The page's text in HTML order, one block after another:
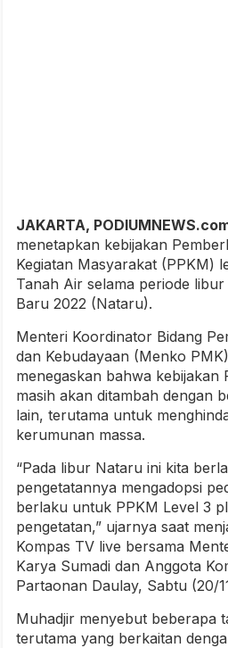
JAKARTA,
menetapkan kebijakan
Kegiatan Masyarakat (PPKM)
Tanah Air selama periode
Baru 2022 (Nataru).
Menteri Koordinator Bidang
dan Kebudayaan (Menko
menegaskan bahwa kebijakan
masih akan ditambah dengan
lain, terutama untuk
kerumunan massa.
“Pada libur Nataru ini kita
pengetatannya mengadopsi
berlaku untuk PPKM Level 3
pengetatan,” ujarnya saat
Kompas TV live bersama
Karya Sumadi dan Anggota
Partaonan Daulay, Sabtu (20/
Muhadjir menyebut beberapa
terutama yang berkaitan